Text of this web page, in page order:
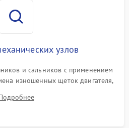
узлов
и сальников с применением
изношенных щеток двигателя,
резиновой манжеты.